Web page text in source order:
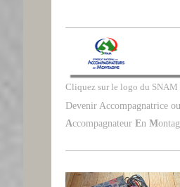
Cliquez sur le logo du SNAM
Devenir Accompagnatrice ou
Accompagnateur En M